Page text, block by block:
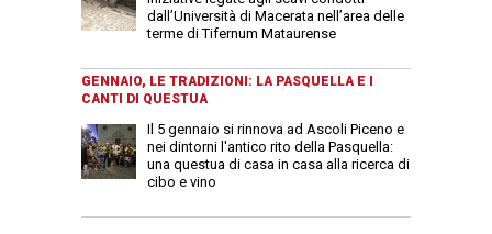
dall’Università di Macerata nell’area delle
terme di Tifernum Mataurense
GENNAIO, LE TRADIZIONI: LA PASQUELLA E I
CANTI DI QUESTUA
Il 5 gennaio si rinnova ad Ascoli Piceno e
nei dintorni l'antico rito della Pasquella:
una questua di casa in casa alla ricerca di
cibo e vino